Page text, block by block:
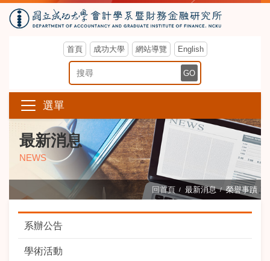
首頁 成功大學 網站導覽 English
搜尋關鍵字 GO
選單
最新消息
NEWS
回首頁 最新消息 榮譽事蹟
系辦公告
學術活動